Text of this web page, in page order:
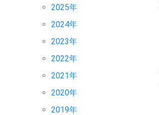
2025年
2024年
2023年
2022年
2021年
2020年
2019年